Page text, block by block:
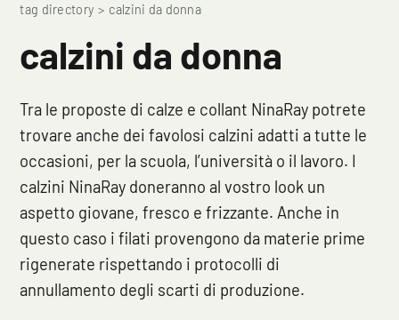
tag directory > calzini da donna
calzini da donna
Tra le proposte di calze e collant NinaRay potrete
trovare anche dei favolosi calzini adatti a tutte le
occasioni, per la scuola, l’università o il lavoro. I
calzini NinaRay doneranno al vostro look un
aspetto giovane, fresco e frizzante. Anche in
questo caso i filati provengono da materie prime
rigenerate rispettando i protocolli di
annullamento degli scarti di produzione.